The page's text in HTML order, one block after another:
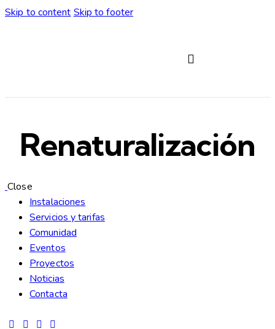
Skip to content Skip to footer
Renaturalización
Close
Instalaciones
Servicios y tarifas
Comunidad
Eventos
Proyectos
Noticias
Contacta